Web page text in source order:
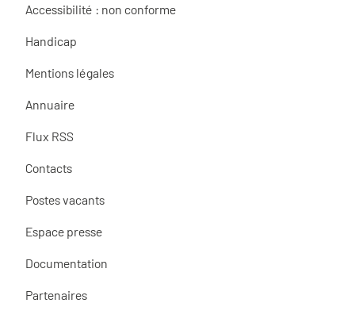
Accessibilité : non conforme
Handicap
Mentions légales
Annuaire
Flux RSS
Contacts
Postes vacants
Espace presse
Documentation
Partenaires